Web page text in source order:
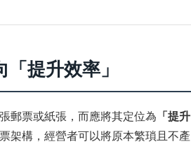
提升效率」
郵票或紙張，而應將其定位為 「提升
架構，經營者可以將原本繁瑣且不產